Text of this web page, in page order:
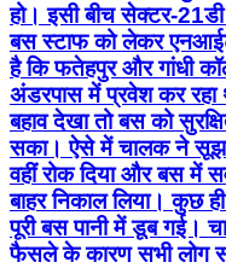
हो। इसी बीच सेक्टर-
बस स्टाफ को लेकर
है कि फतेहपुर और गांधी
अंडरपास में प्रवेश कर
बहाव देखा तो बस को
सका। ऐसे में चालक ने
वहीं रोक दिया और बस में
बाहर निकाल लिया। कुछ
पूरी बस पानी में डूब गई।
फैसले के कारण सभी लोग